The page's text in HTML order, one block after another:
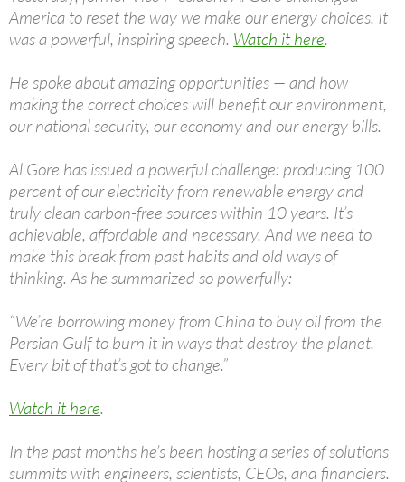
America to reset the way we make our energy choices. It
was a powerful, inspiring speech. Watch it here.
He spoke about amazing opportunities — and how
making the correct choices will benefit our environment,
our national security, our economy and our energy bills.
Al Gore has issued a powerful challenge: producing 100
percent of our electricity from renewable energy and
truly clean carbon-free sources within 10 years. It’s
achievable, affordable and necessary. And we need to
make this break from past habits and old ways of
thinking. As he summarized so powerfully:
“We’re borrowing money from China to buy oil from the
Persian Gulf to burn it in ways that destroy the planet.
Every bit of that’s got to change.”
Watch it here.
In the past months he’s been hosting a series of solutions
summits with engineers, scientists, CEOs, and financiers.